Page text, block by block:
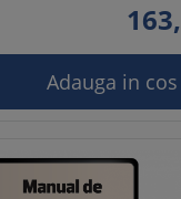
163,
Adauga in cos